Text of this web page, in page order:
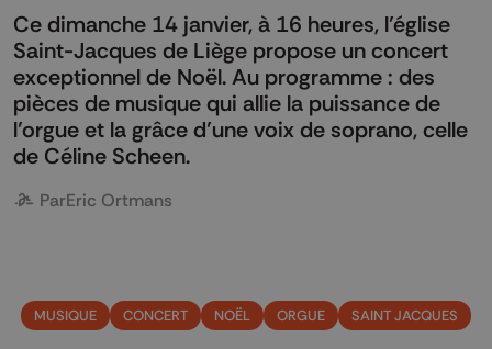
Ce dimanche 14 janvier, à 16 heures, l’église
Saint-Jacques de Liège propose un concert
exceptionnel de Noël. Au programme : des
pièces de musique qui allie la puissance de
l’orgue et la grâce d’une voix de soprano, celle
de Céline Scheen.
ParEric Ortmans
MUSIQUE CONCERT NOËL ORGUE SAINT JACQUES